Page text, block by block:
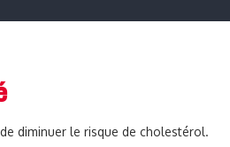
diminuer le risque de cholestérol.